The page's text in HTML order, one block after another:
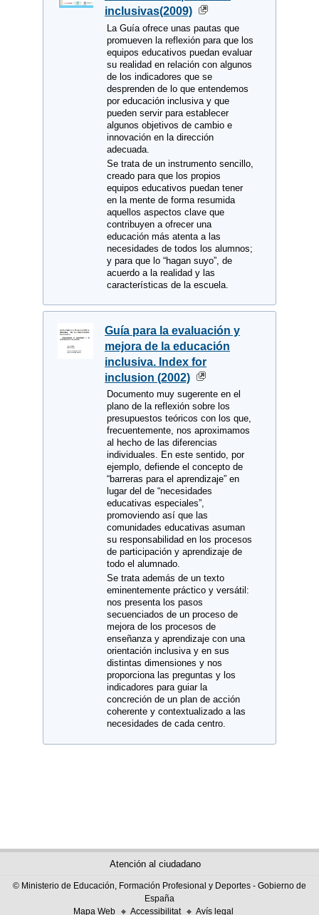
inclusivas(2009)
La Guía ofrece unas pautas que
promueven la reflexión para que los
equipos educativos puedan evaluar
su realidad en relación con algunos
de los indicadores que se
desprenden de lo que entendemos
por educación inclusiva y que
pueden servir para establecer
algunos objetivos de cambio e
innovación en la dirección
adecuada.
Se trata de un instrumento sencillo,
creado para que los propios
equipos educativos puedan tener
en la mente de forma resumida
aquellos aspectos clave que
contribuyen a ofrecer una
educación más atenta a las
necesidades de todos los alumnos;
y para que lo “hagan suyo”, de
acuerdo a la realidad y las
características de la escuela.
Guía para la evaluación y
mejora de la educación
inclusiva. Index for
inclusion (2002)
Documento muy sugerente en el
plano de la reflexión sobre los
presupuestos teóricos con los que,
frecuentemente, nos aproximamos
al hecho de las diferencias
individuales. En este sentido, por
ejemplo, defiende el concepto de
“barreras para el aprendizaje” en
lugar del de “necesidades
educativas especiales”,
promoviendo así que las
comunidades educativas asuman
su responsabilidad en los procesos
de participación y aprendizaje de
todo el alumnado.
Se trata además de un texto
eminentemente práctico y versátil:
nos presenta los pasos
secuenciados de un proceso de
mejora de los procesos de
enseñanza y aprendizaje con una
orientación inclusiva y en sus
distintas dimensiones y nos
proporciona las preguntas y los
indicadores para guiar la
concreción de un plan de acción
coherente y contextualizado a las
necesidades de cada centro.
Atención al ciudadano
© Ministerio de Educación, Formación Profesional y Deportes - Gobierno de
España
Mapa Web
Accessibilitat Avís legal